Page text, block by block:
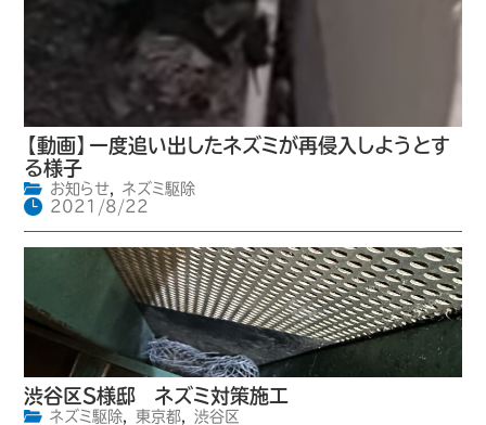
【動画】一度追い出したネズミが再侵入しようとす
る様子
お知らせ,
ネズミ駆除
2021/8/22
渋谷区S様邸 ネズミ対策施工
ネズミ駆除, 東京都,
渋谷区